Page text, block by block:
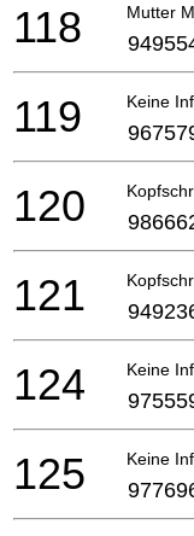
Mutter
118
Keine
119
120
121
Keine
124
Keine
125